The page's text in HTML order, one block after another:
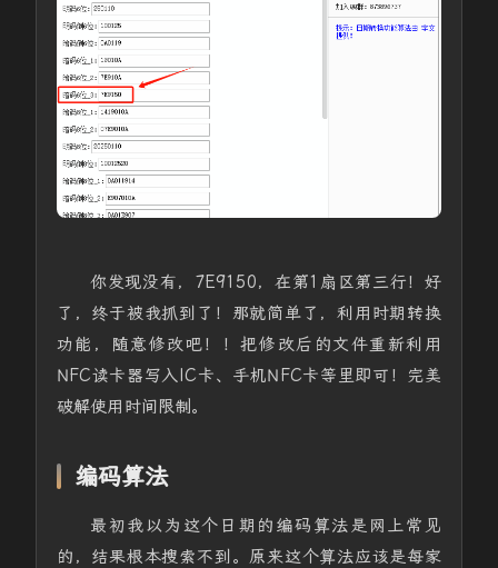
你发现没有，7E9150，在第1扇区第三行！好
了，终于被我抓到了！那就简单了，利用时期转换
功能，随意修改吧！！把修改后的文件重新利用
NFC读卡器写入IC卡、手机NFC卡等里即可！完美
破解使用时间限制。
编码算法
最初我以为这个日期的编码算法是网上常见
的，结果根本搜索不到。原来这个算法应该是每家